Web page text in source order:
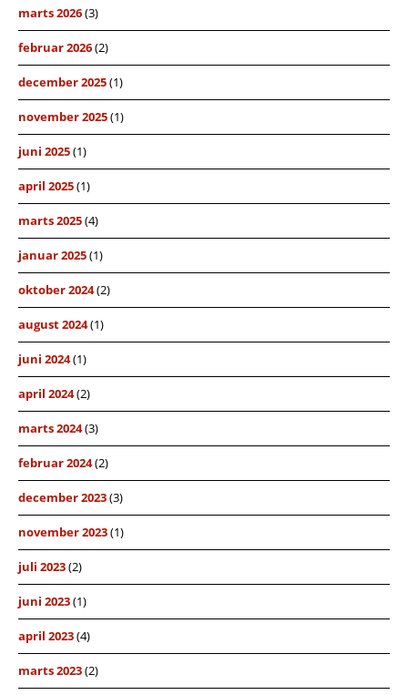
marts 2026(3)
februar 2026(2)
december 2025(1)
november 2025(1)
juni 2025(1)
april 2025(1)
marts 2025(4)
januar 2025(1)
oktober 2024(2)
august 2024(1)
juni 2024(1)
april 2024(2)
marts 2024(3)
februar 2024(2)
december 2023(3)
november 2023(1)
juli 2023(2)
juni 2023(1)
april 2023(4)
marts 2023(2)